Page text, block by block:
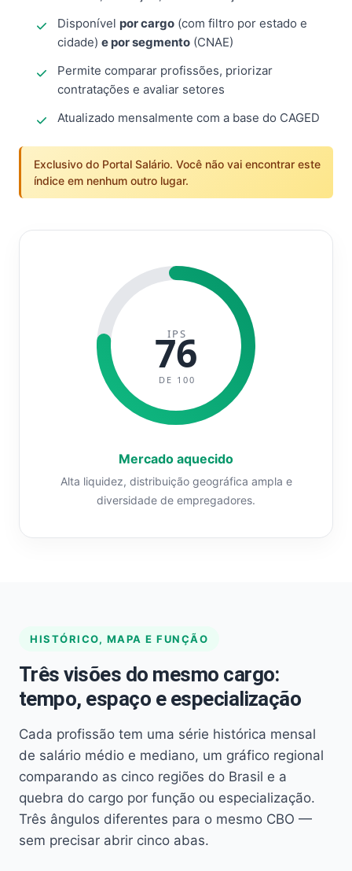
Disponível por cargo (com filtro por estado e
cidade) e por segmento (CNAE)
Permite comparar profissões, priorizar
contratações e avaliar setores
Atualizado mensalmente com a base do CAGED
Exclusivo do Portal Salário. Você não vai encontrar este
índice em nenhum outro lugar.
IPS
76
DE 100
Mercado aquecido
Alta liquidez, distribuição geográfica ampla e
diversidade de empregadores.
HISTÓRICO, MAPA E FUNÇÃO
Três visões do mesmo cargo:
tempo, espaço e especialização
Cada profissão tem uma série histórica mensal
de salário médio e mediano, um gráfico regional
comparando as cinco regiões do Brasil e a
quebra do cargo por função ou especialização.
Três ângulos diferentes para o mesmo CBO —
sem precisar abrir cinco abas.